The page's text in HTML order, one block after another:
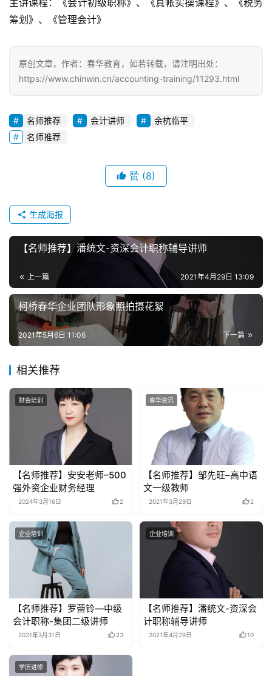
筹划》、《管理会计》
原创文章，作者：春华教育，如若转载，请注明出处：
https://www.chinwin.cn/accounting-training/11293.html
名师推荐 会计讲师
余杭临平
名师推荐
赞 (8)
生成海报
【名师推荐】潘统文-资深会计职称辅导讲师
上一篇 2021年4月29日 13:09
柯桥春华企业团队形象照拍摄花絮
下一篇
2021年5月6日 11:06
相关推荐
财会培训
【名师推荐】安安老师–500
强外资企业财务经理
2024年3月16日 2
春华资讯
【名师推荐】邹先旺–高中语
文一级教师
2021年3月29日 2
企业培训
【名师推荐】罗蕾铃—中级
会计职称-集团二级讲师
2021年3月31日 23
企业培训
【名师推荐】潘统文-资深会
计职称辅导讲师
2021年4月29日 10
学历进修